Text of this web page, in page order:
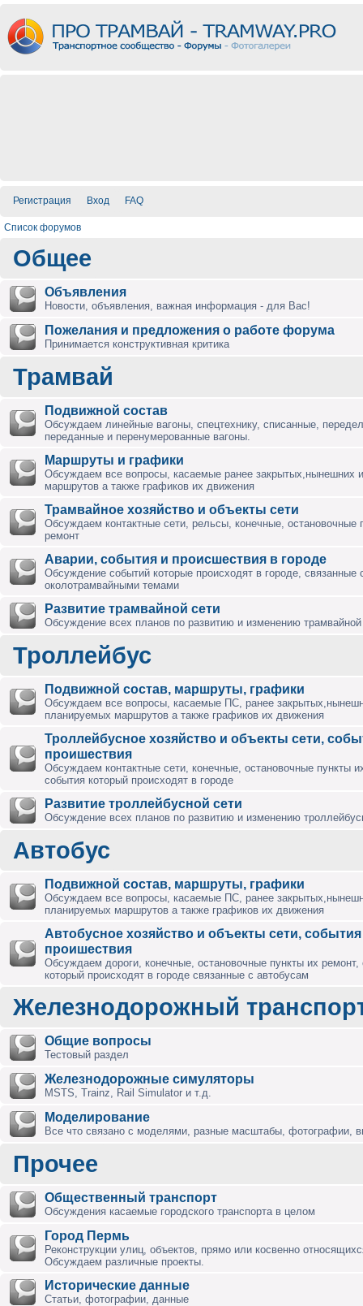
Регистрация Вход FAQ
Список форумов
Общее
Объявления
Новости, объявления, важная информация - для Вас!
Пожелания и предложения о работе форума
Принимается конструктивная критика
Трамвай
Подвижной состав
Обсуждаем линейные вагоны, спецтехнику, списанные,
переданные и перенумерованные вагоны.
Маршруты и графики
Обсуждаем все вопросы, касаемые ранее закрытых,нынешних
маршрутов а также графиков их движения
Трамвайное хозяйство и объекты сети
Обсуждаем контактные сети, рельсы, конечные, остановочные
ремонт
Аварии, события и происшествия в городе
Обсуждение событий которые происходят в городе, связанные
околотрамвайными темами
Развитие трамвайной сети
Обсуждение всех планов по развитию и изменению трамвайной
Троллейбус
Подвижной состав, маршруты, графики
Обсуждаем все вопросы, касаемые ПС, ранее
планируемых маршрутов а также графиков их движения
Троллейбусное хозяйство и объекты сети,
проишествия
Обсуждаем контактные сети, конечные, остановочные пункты
события который происходят в городе
Развитие троллейбусной сети
Обсуждение всех планов по развитию и изменению
Автобус
Подвижной состав, маршруты, графики
Обсуждаем все вопросы, касаемые ПС, ранее
планируемых маршрутов а также графиков их движения
Автобусное хозяйство и объекты сети,
проишествия
Обсуждаем дороги, конечные, остановочные пункты их ремонт,
который происходят в городе связанные с автобусам
Железнодорожный
Общие вопросы
Тестовый раздел
Железнодорожные симуляторы
MSTS, Trainz, Rail Simulator и т.д.
Моделирование
Все что связано с моделями, разные масштабы, фотографии,
Прочее
Общественный транспорт
Обсуждения касаемые городского транспорта в целом
Город Пермь
Реконструкции улиц, объектов, прямо или косвенно
Обсуждаем различные проекты.
Исторические данные
Статьи, фотографии, данные